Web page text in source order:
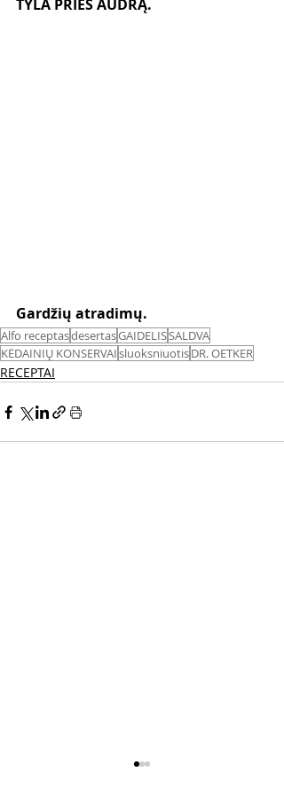
TYLA PRIEŠ AUDRĄ.
Gardžių atradimų.
Alfo receptasdesertasGAIDELISSALDVA
KĖDAINIŲ KONSERVAIsluoksniuotisDR. OETKER
RECEPTAI